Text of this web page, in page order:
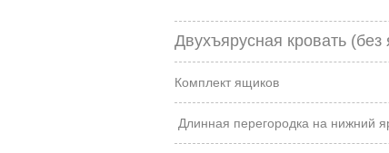
Двухъярусная кровать
Комплект ящиков
Длинная перегородка на нижний